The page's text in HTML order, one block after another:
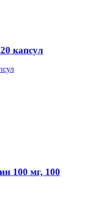
капсул
100 мг, 100